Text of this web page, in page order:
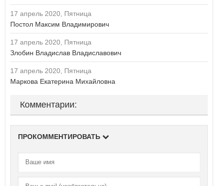
17 апрель 2020, Пятница
Постол Максим Владимирович
17 апрель 2020, Пятница
Злобин Владислав Владиславович
17 апрель 2020, Пятница
Маркова Екатерина Михайловна
Комментарии:
ПРОКОММЕНТИРОВАТЬ